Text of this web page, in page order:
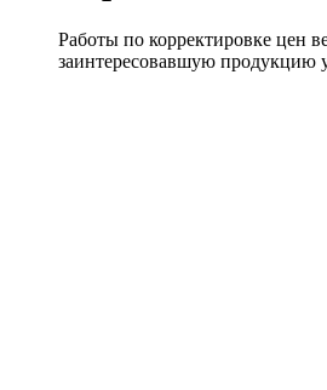
Работы по корректировке цен
заинтересовавшую продукцию